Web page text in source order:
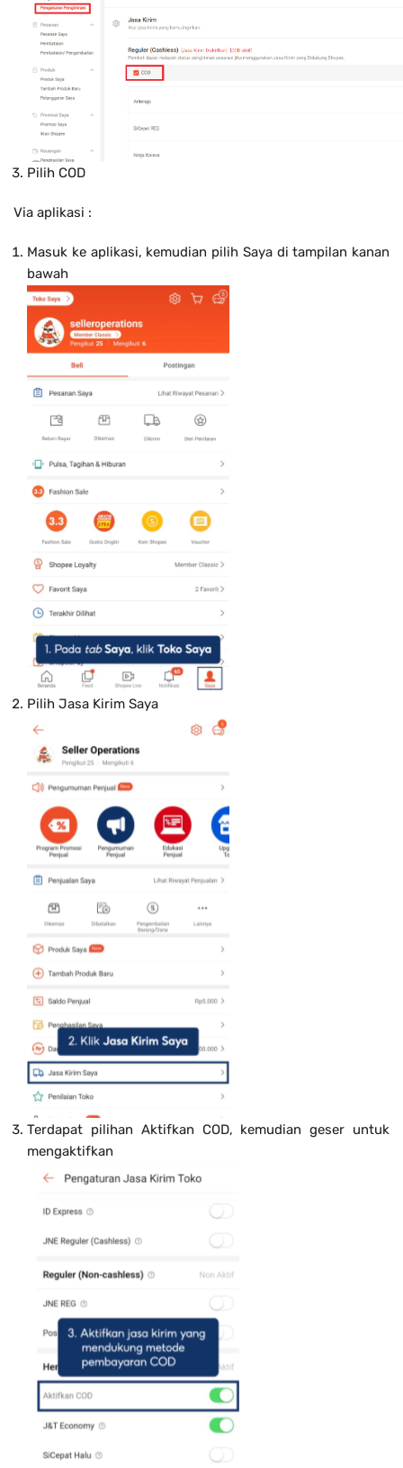
Pilih COD
Via aplikasi :
Masuk ke aplikasi, kemudian pilih Saya di tampilan kanan
bawah
Pilih Jasa Kirim Saya
Terdapat pilihan Aktifkan COD, kemudian geser untuk
mengaktifkan